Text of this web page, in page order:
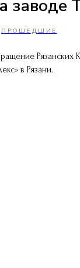
заводе
ПРОШЕДШИЕ
Рязанских
в Рязани.